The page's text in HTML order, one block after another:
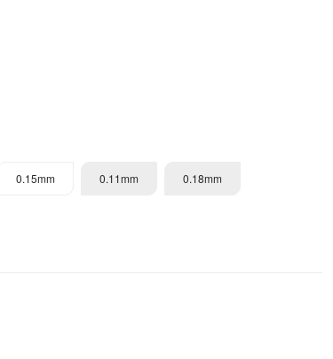
0.15mm 0.11mm 0.18mm